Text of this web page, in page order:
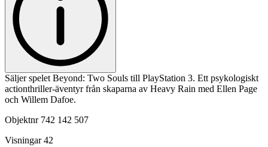
Säljer spelet Beyond: Two Souls till PlayStation 3. Ett psykologiskt
actionthriller-äventyr från skaparna av Heavy Rain med Ellen Page
och Willem Dafoe.
Objektnr 742 142 507
Visningar 42